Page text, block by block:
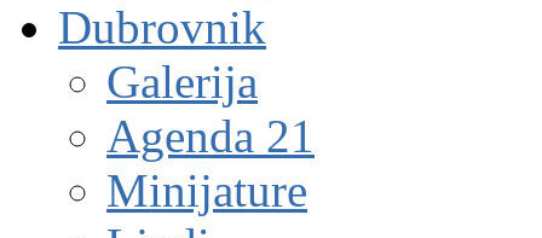
Dubrovnik
Galerija
Agenda 21
Minijature